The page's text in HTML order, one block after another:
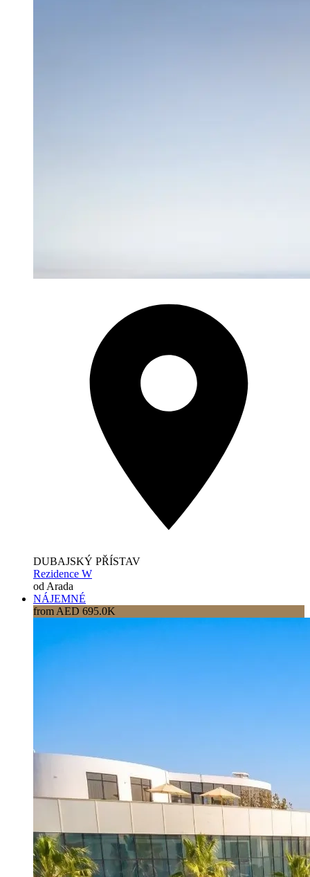
DUBAJSKÝ PŘÍSTAV
Rezidence W
od Arada
NÁJEMNÉ
from AED 695.0K